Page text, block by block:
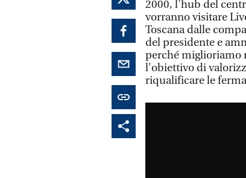
2000, l'hub del
vorranno visitare
Toscana dalle
del presidente e
perché miglioriamo
l'obiettivo di
riqualificare le